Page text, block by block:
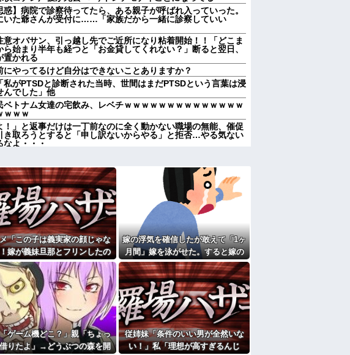
惑】病院で診察待ってたら、ある親子が呼ばれ入っていった。
いた爺さんが受付に……「家族だから一緒に診察していい
意オバサン、引っ越し先でご近所になり粘着開始！！「どこま
始まり半年も経つと「お金貸してくれない？」断ると翌日、
置かれる
にやってるけど自分はできないことありますか？
私がPTSDと診断された当時、世間はまだPTSDという言葉は浸
んでした」他
ベトナム女達の宅飲み、レベチｗｗｗｗｗｗｗｗｗｗｗｗｗｗ
ｗｗｗ
！」と返事だけは一丁前なのに全く動かない職場の無能、催促
き取ろうとすると「申し訳ないからやる」と拒否…やる気ない
よ・・・
があったんだけど、「〜とか〜」「〜とか考えて〜」と何度も
に残ってしまった
子がご飯全部おにぎりにしてくれた。わずかにビオレ薬用ハン
がする
で号泣しながら「ここもダメだったらもう食べていけないんで
てた人がいた
被告(19)に無期懲役 江別大学生殺人事件、19歳で取り返しの
背負うことに
！サンダースが私を呪ってくる！
お米を送ってる。それを兄嫁がご近所さんに売ってた。私「お
甥「お米の配達に行ってる」私「？配達？」姪「それ言っちゃ
」ガチャ
実家に長時間滞在しなきゃいけないのが苦痛。私「貴方は私の
散する。私もそうしていいはず」夫「それは男だから許される
れない」
無理と言われた私の7年の無視生活、その理由がコレｗｗｗ
り立ちを調べてみたよ
「この子は義実家の顔じゃな
嫁が義妹旦那とフリンしたの
」私「DNA鑑定します？」義
旦那「もちろんです」→結果…
嫁の浮気を確信したが敢えて「1ヶ
月間」嫁を泳がせた。すると嫁の
不倫がトンデモないことに...
ゲーム機どこ？」親「ちょっ
りたよ」→どうぶつの森を開
従姉妹「条件のいい男が全然いな
い！」私「理想が高すぎるんじ